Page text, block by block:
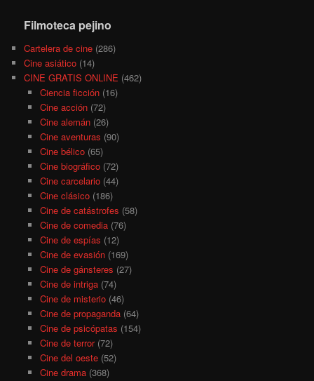
Filmoteca pejino
Cartelera de cine (286)
Cine asiático (14)
CINE GRATIS ONLINE (462)
Ciencia ficción(16)
Cine acción(72)
Cine alemán(26)
Cine aventuras (90)
Cine bélico(65)
Cine biográfico(72)
Cine carcelario(44)
Cine clásico(186)
Cine de catástrofes (58)
Cine de comedia(76)
Cine de espías (12)
Cine de evasión(169)
Cine de gánsteres (27)
Cine de intriga(74)
Cine de misterio(46)
Cine de propaganda(64)
Cine de psicópatas (154)
Cine de terror(72)
Cine del oeste(52)
Cine drama(368)